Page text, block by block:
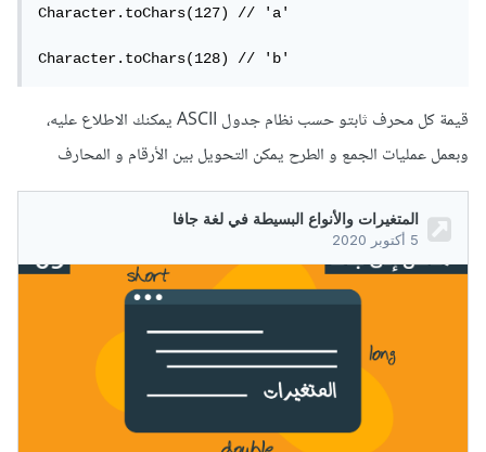
Character.toChars(127) // 'a'
Character.toChars(128) // 'b'
قيمة كل محرف ثابتو حسب نظام جدول ASCII يمكنك الاطلاع عليه،
وبعمل عمليات الجمع و الطرح يمكن التحويل بين الأرقام و المحارف